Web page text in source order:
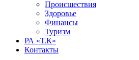
Происшествия
Здоровье
Финансы
Туризм
РА «Т.К»
Контакты